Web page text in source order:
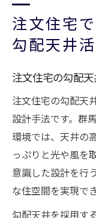
注文住宅
勾配天井
注文住宅の勾配
注文住宅の勾配天
設計手法です。群
環境では、天井の
っぷりと光や風を
意識した設計を行
な住空間を実現で
勾配天井を採用す